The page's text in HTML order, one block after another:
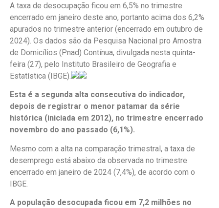
A taxa de desocupação ficou em 6,5% no trimestre
encerrado em janeiro deste ano, portanto acima dos 6,2%
apurados no trimestre anterior (encerrado em outubro de
2024). Os dados são da Pesquisa Nacional pro Amostra
de Domicílios (Pnad) Contínua, divulgada nesta quinta-
feira (27), pelo Instituto Brasileiro de Geografia e
Estatística (IBGE).
Esta é a segunda alta consecutiva do indicador,
depois de registrar o menor patamar da série
histórica (iniciada em 2012), no trimestre encerrado
novembro do ano passado (6,1%).
Mesmo com a alta na comparação trimestral, a taxa de
desemprego está abaixo da observada no trimestre
encerrado em janeiro de 2024 (7,4%), de acordo com o
IBGE.
A população desocupada ficou em 7,2 milhões no